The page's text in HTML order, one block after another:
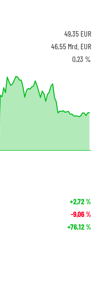
49,35 EUR
46,55 Mrd. EUR
0,23 %
+2,72%
-9,06%
+76,12%